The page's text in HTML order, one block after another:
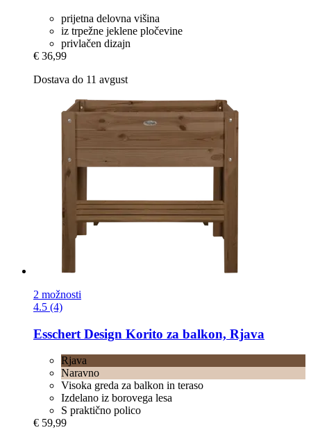
prijetna delovna višina
iz trpežne jeklene pločevine
privlačen dizajn
€ 36,99
Dostava do 11 avgust
2 možnosti
4.5 (4)
Esschert Design Korito za balkon, Rjava
Rjava
Naravno
Visoka greda za balkon in teraso
Izdelano iz borovega lesa
S praktično polico
€ 59,99